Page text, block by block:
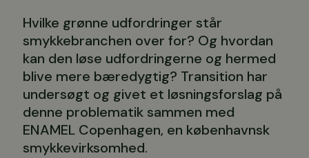
Hvilke grønne udfordringer står
smykkebranchen over for? Og hvordan
kan den løse udfordringerne og hermed
blive mere bæredygtig? Transition har
undersøgt og givet et løsningsforslag på
denne problematik sammen med
ENAMEL Copenhagen, en københavnsk
smykkevirksomhed.